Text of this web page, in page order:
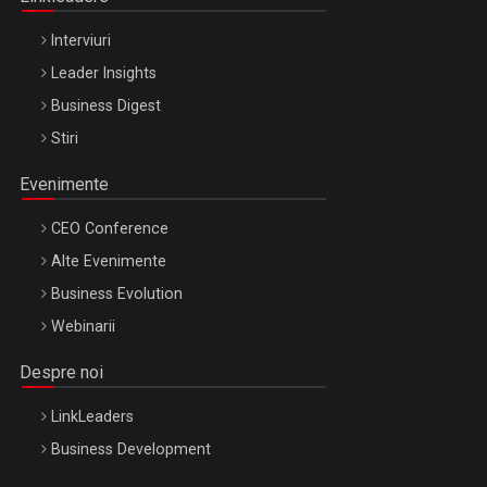
Interviuri
Leader Insights
Business Digest
Stiri
Evenimente
CEO Conference
Alte Evenimente
Business Evolution
Webinarii
Despre noi
LinkLeaders
Business Development